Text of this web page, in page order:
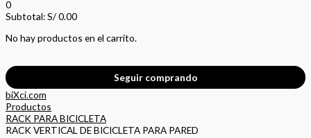
0
Subtotal:S/0.00
No hay productos en el carrito.
Seguir comprando
biXci.com
Productos
RACK PARA BICICLETA
RACK VERTICAL DE BICICLETA PARA PARED
RACK
VERTICAL
DE
BICICLETA